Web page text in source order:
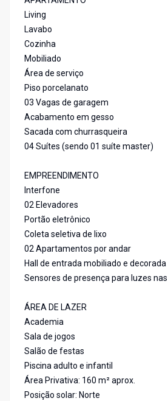
Living
Lavabo
Cozinha
Mobiliado
Área de serviço
Piso porcelanato
03 Vagas de garagem
Acabamento em gesso
Sacada com churrasqueira
04 Suítes (sendo 01 suíte master)
EMPREENDIMENTO
Interfone
02 Elevadores
Portão eletrônico
Coleta seletiva de lixo
02 Apartamentos por andar
Hall de entrada mobiliado e decorada
Sensores de presença para luzes
ÁREA DE LAZER
Academia
Sala de jogos
Salão de festas
Piscina adulto e infantil
Área Privativa: 160 m² aprox.
Posição solar: Norte